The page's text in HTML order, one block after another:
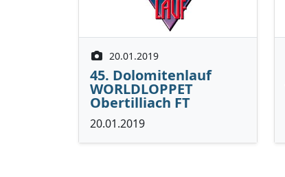
20.01.2019
45. Dolomitenlauf
WORLDLOPPET
Obertilliach FT
20.01.2019